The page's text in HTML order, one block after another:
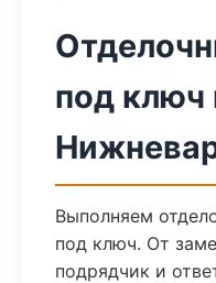
под ключ
Выполняем
под ключ. От
подрядчик и